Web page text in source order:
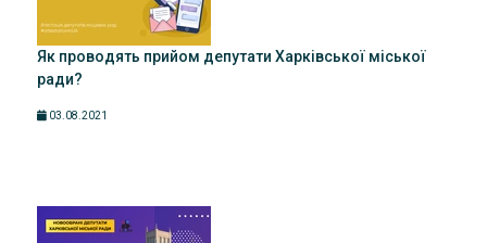
Як проводять прийом депутати Харківської міської
ради?
03.08.2021